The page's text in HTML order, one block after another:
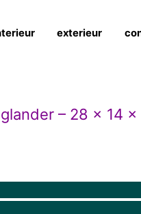
exterieur
– 28 x 14 x